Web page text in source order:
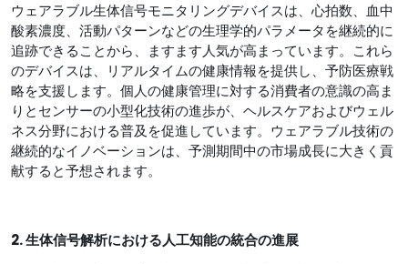
ウェアラブル生体信号モニタリングデバイスは、心拍数、血中
酸素濃度、活動パターンなどの生理学的パラメータを継続的に
追跡できることから、ますます人気が高まっています。これら
のデバイスは、リアルタイムの健康情報を提供し、予防医療戦
略を支援します。個人の健康管理に対する消費者の意識の高ま
りとセンサーの小型化技術の進歩が、ヘルスケアおよびウェル
ネス分野における普及を促進しています。ウェアラブル技術の
継続的なイノベーションは、予測期間中の市場成長に大きく貢
献すると予想されます。
2. 生体信号解析における人工知能の統合の進展